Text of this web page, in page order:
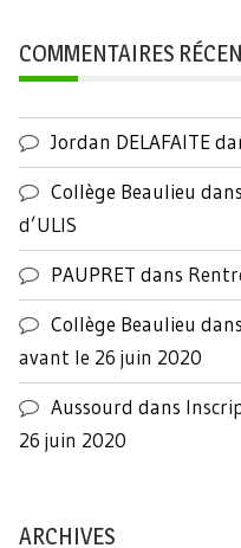
COMMENTAIRES
Jordan DELAFAITE
Collège Beaulieu dans
d’ULIS
PAUPRET dans
Collège Beaulieu dans
avant le 26 juin 2020
Aussourd dans
26 juin 2020
ARCHIVES